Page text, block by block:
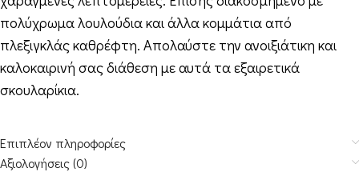
πολύχρωμα λουλούδια και άλλα κομμάτια από
πλεξιγκλάς καθρέφτη. Απολαύστε την ανοιξιάτικη και
καλοκαιρινή σας διάθεση με αυτά τα εξαιρετικά
σκουλαρίκια.
Επιπλέον πληροφορίες
Αξιολογήσεις (0)